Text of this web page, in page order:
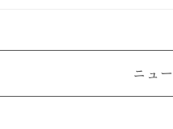
ニュ